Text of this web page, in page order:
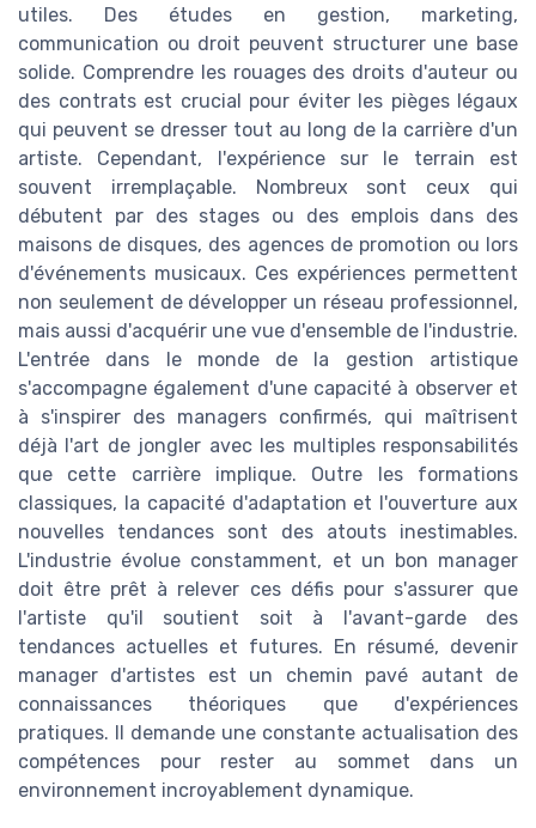
utiles. Des études en gestion, marketing,
communication ou droit peuvent structurer une base
solide. Comprendre les rouages des droits d'auteur ou
des contrats est crucial pour éviter les pièges légaux
qui peuvent se dresser tout au long de la carrière d'un
artiste. Cependant, l'expérience sur le terrain est
souvent irremplaçable. Nombreux sont ceux qui
débutent par des stages ou des emplois dans des
maisons de disques, des agences de promotion ou lors
d'événements musicaux. Ces expériences permettent
non seulement de développer un réseau professionnel,
mais aussi d'acquérir une vue d'ensemble de l'industrie.
L'entrée dans le monde de la gestion artistique
s'accompagne également d'une capacité à observer et
à s'inspirer des managers confirmés, qui maîtrisent
déjà l'art de jongler avec les multiples responsabilités
que cette carrière implique. Outre les formations
classiques, la capacité d'adaptation et l'ouverture aux
nouvelles tendances sont des atouts inestimables.
L'industrie évolue constamment, et un bon manager
doit être prêt à relever ces défis pour s'assurer que
l'artiste qu'il soutient soit à l'avant-garde des
tendances actuelles et futures. En résumé, devenir
manager d'artistes est un chemin pavé autant de
connaissances théoriques que d'expériences
pratiques. Il demande une constante actualisation des
compétences pour rester au sommet dans un
environnement incroyablement dynamique.